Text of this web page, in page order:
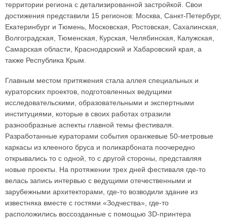
территории региона с детализированной застройкой. Свои
достижения представили 15 регионов: Москва, Санкт-Петербург,
Екатеринбург и Тюмень, Московская, Ростовская, Сахалинская,
Волгоградская, Тюменская, Курская, Челябинская, Калужская,
Самарская области, Краснодарский и Хабаровский края, а
также Республика Крым.
Главным местом притяжения стала аллея специальных и
кураторских проектов, подготовленных ведущими
исследовательскими, образовательными и экспертными
институциями, которые в своих работах отразили
разнообразные аспекты главной темы фестиваля.
Разработанные кураторами события оранжевые 50-метровые
каркасы из клееного бруса и поликарбоната поочередно
открывались то с одной, то с другой стороны, представляя
новые проекты. На протяжении трех дней фестиваля где-то
велась запись интервью с ведущими отечественными и
зарубежными архитекторами, где-то возводили здание из
известняка вместе с гостями «Зодчества», где-то
расположились воссозданные с помощью 3D-принтера